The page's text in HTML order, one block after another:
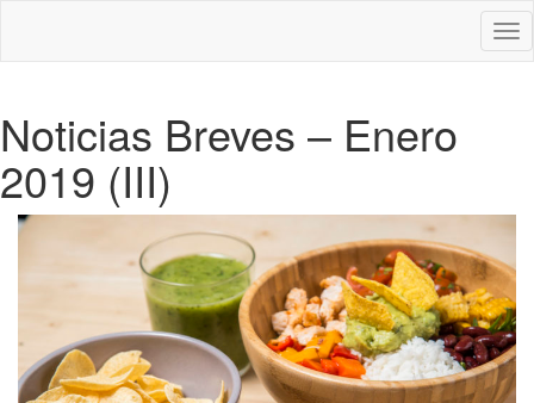
Noticias Breves – Enero
2019 (III)